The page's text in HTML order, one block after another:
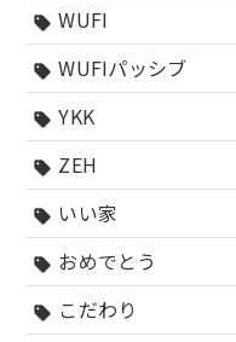
sell WUFI
sell WUFIパッシブ
sell YKK
sell ZEH
sell いい家
sell おめでとう
sell こだわり